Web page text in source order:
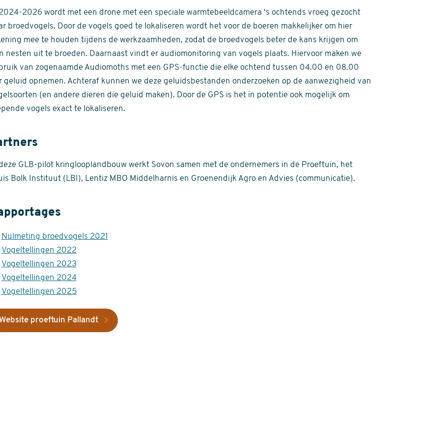
2026 wordt met een drone met een speciale warmtebeeldcamera ‘s ochtends vroeg gezocht
broedvogels. Door de vogels goed te lokaliseren wordt het voor de boeren makkelijker om hier
mee te houden tijdens de werkzaamheden, zodat de broedvogels beter de kans krijgen om
nesten uit te broeden. Daarnaast vindt er audiomonitoring van vogels plaats. Hiervoor maken we
van zogenaamde Audiomoths met een GPS-functie die elke ochtend tussen 04.00 en 08.00
geluid opnemen. Achteraf kunnen we deze geluidsbestanden onderzoeken op de aanwezigheid van
(en andere dieren die geluid maken). Door de GPS is het in potentie ook mogelijk om
vogels exact te lokaliseren.
GLB-pilot kringlooplandbouw werkt Sovon samen met de ondernemers in de Proeftuin, het
Bolk Instituut (LBI), Lentiz MBO Middelharnis en Groenendijk Agro en Advies (communicatie).
Nulmeting broedvogels 2021
Vogeltellingen 2022
Vogeltellingen 2023
Vogeltellingen 2024
Vogeltellingen 2025
proeftuin Pallandt